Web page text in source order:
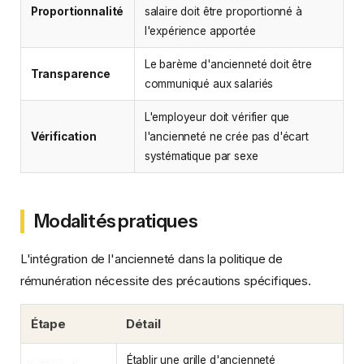
Proportionnalité
salaire doit être proportionné à
l'expérience apportée
Transparence
Le barème d'ancienneté doit être
communiqué aux salariés
Vérification
L'employeur doit vérifier que
l'ancienneté ne crée pas d'écart
systématique par sexe
Modalités pratiques
L'intégration de l'ancienneté dans la politique de
rémunération nécessite des précautions spécifiques.
Étape Détail
Établir une grille d'ancienneté